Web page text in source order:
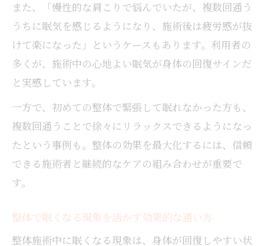
また、「慢性的な肩こりで悩んでいたが、複数回通う
うちに眠気を感じるようになり、施術後は疲労感が抜
けて楽になった」というケースもあります。利用者の
多くが、施術中の心地よい眠気が身体の回復サインだ
と実感しています。
一方で、初めての整体で緊張して眠れなかった方も、
複数回通うことで徐々にリラックスできるようになっ
たという事例も。整体の効果を最大化するには、信頼
できる施術者と継続的なケアの組み合わせが重要で
す。
整体で眠くなる現象を活かす効果的な通い方
整体施術中に眠くなる現象は、身体が回復しやすい状